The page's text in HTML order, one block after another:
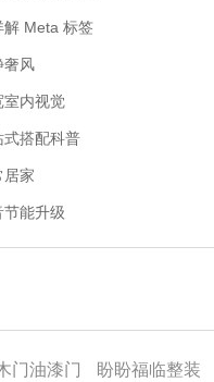
解 Meta 标签
奢风
室内视觉
式搭配科普
居家
能升级
门油漆门 盼盼福临整装